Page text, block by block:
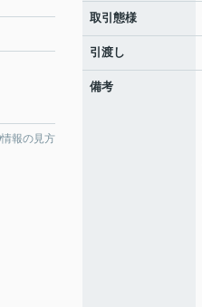
情報の見方
取引態様
引渡し
備考